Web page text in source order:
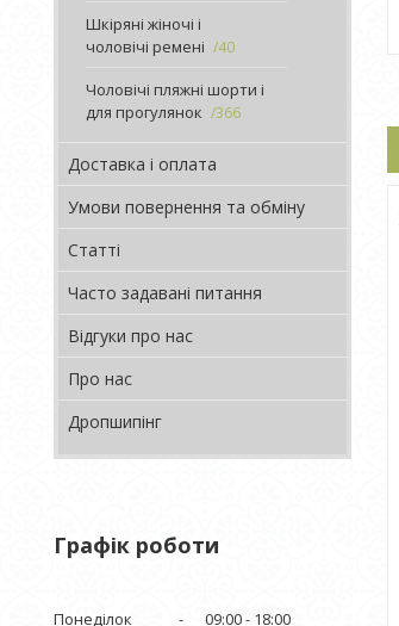
Шкіряні жіночі і
чоловічі ремені
40
Чоловічі пляжні шорти і
для прогулянок
366
Доставка і оплата
Умови повернення та обміну
Статті
Часто задавані питання
Відгуки про нас
Про нас
Дропшипінг
Графік роботи
Понеділок 09:00
18:00